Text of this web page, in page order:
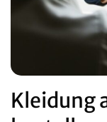
Kleidung